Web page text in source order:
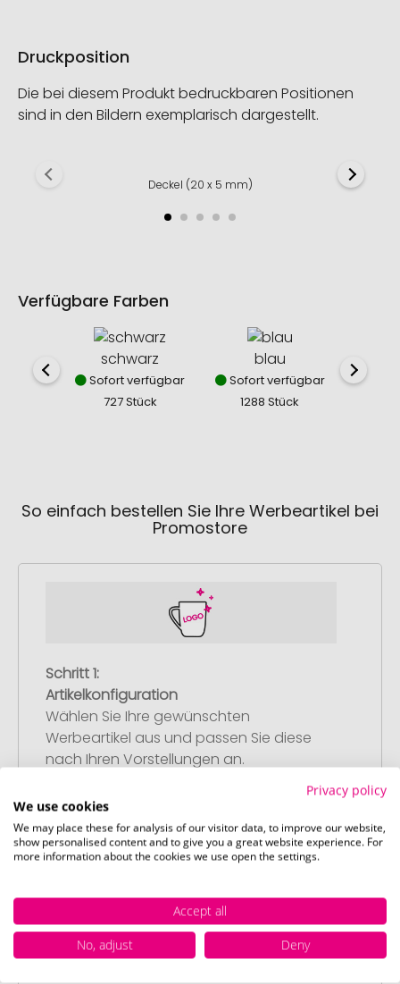
Druckposition
Die bei diesem Produkt bedruckbaren Positionen
sind in den Bildern exemplarisch dargestellt.
Deckel (20 x 5 mm)
Verfügbare Farben
schwarz
Sofort verfügbar
727 Stück
blau
Sofort verfügbar
1288 Stück
So einfach bestellen Sie Ihre Werbeartikel bei
Promostore
Schritt 1:
Artikelkonfiguration
Wählen Sie Ihre gewünschten
Werbeartikel aus und passen Sie diese
nach Ihren Vorstellungen an.
Anschließend legen Sie die konfigurierten
Artikel in Ihren Warenkorb.
Schritt 2:
Upload Ihres Logos oder Motivs
Privacy policy
We use cookies
We may place these for analysis of our visitor data, to improve our website,
show personalised content and to give you a great website experience. For
more information about the cookies we use open the settings.
Accept all
No, adjust
Deny